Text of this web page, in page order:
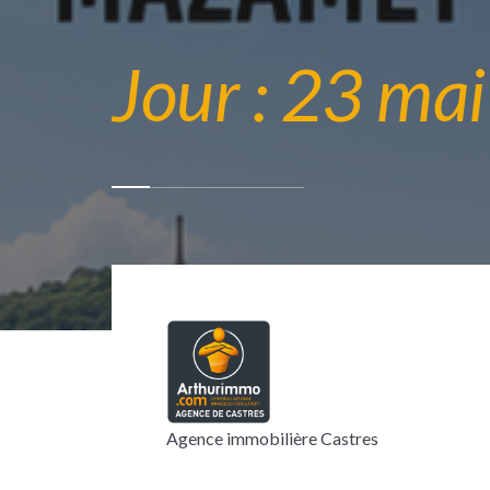
Jour :23
Agence immobilière Castres